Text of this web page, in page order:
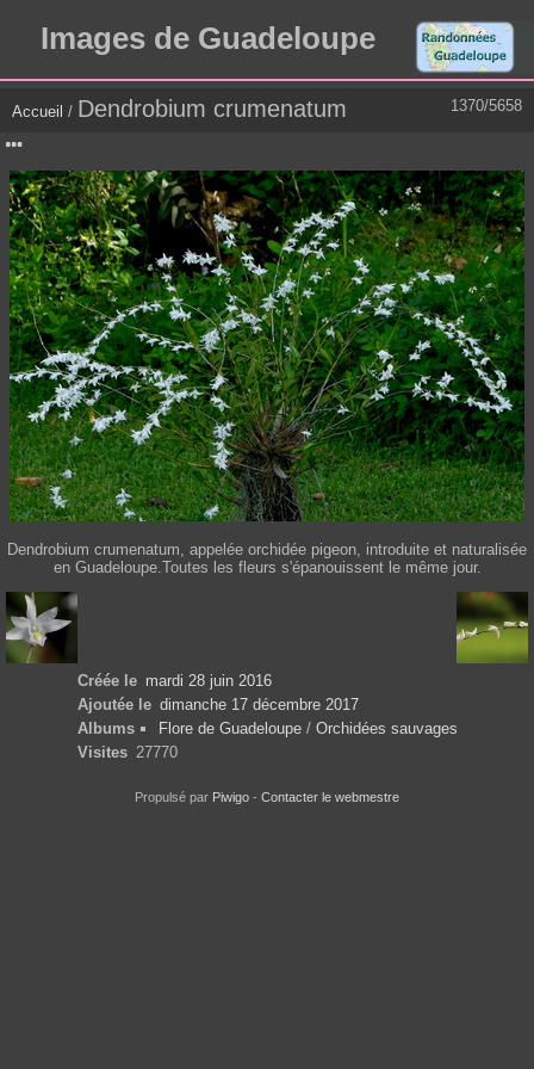
Images de Guadeloupe
1370/5658
Accueil / Dendrobium crumenatum
Dendrobium crumenatum, appelée orchidée pigeon, introduite et naturalisée
en Guadeloupe.Toutes les fleurs s'épanouissent le même jour.
Créée le mardi 28 juin 2016
Ajoutée le dimanche 17 décembre 2017
Albums
Flore de Guadeloupe/ Orchidées sauvages
Visites 27770
Propulsé par Piwigo - Contacter le webmestre